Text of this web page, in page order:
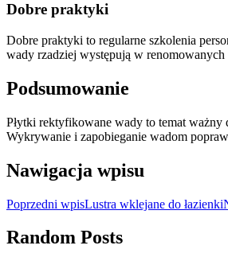
Dobre praktyki
Dobre praktyki to regularne szkolenia
wady rzadziej występują w renomowanych
Podsumowanie
Płytki rektyfikowane wady to temat
Wykrywanie i zapobieganie wadom
Nawigacja wpisu
Poprzedni wpisLustra wklejane do łazienki
Random Posts